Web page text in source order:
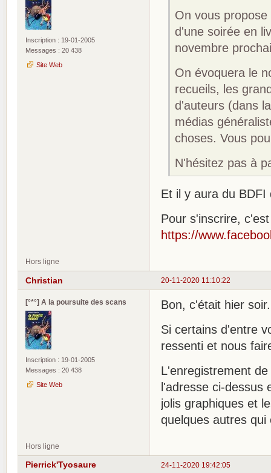
Inscription : 19-01-2005
Messages : 20 438
Site Web
On vous
d'une soirée en
novembre
On évoquera le
recueils, les
d'auteurs (dans
médias
choses. Vous
N'hésitez pas à
Et il y aura du
Pour s'inscrire,
https://
Hors ligne
20-11-2020 11:10:22
Christian
[°*°] A la poursuite des scans
Inscription : 19-01-2005
Messages : 20 438
Site Web
Bon, c'était hier soir.
Si certains d'entre
ressenti et nous
L'enregistrement
l'adresse ci-dessus
jolis graphiques et
quelques autres
Hors ligne
24-11-2020 19:42:05
Pierrick'Tyosaure